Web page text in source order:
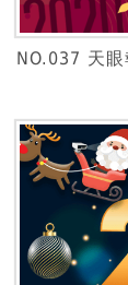
NO.037 天